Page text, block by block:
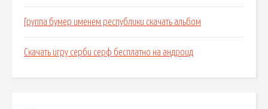
Группа бумер именем республики скачать альбом
Скачать игру серби серф бесплатно на андроид